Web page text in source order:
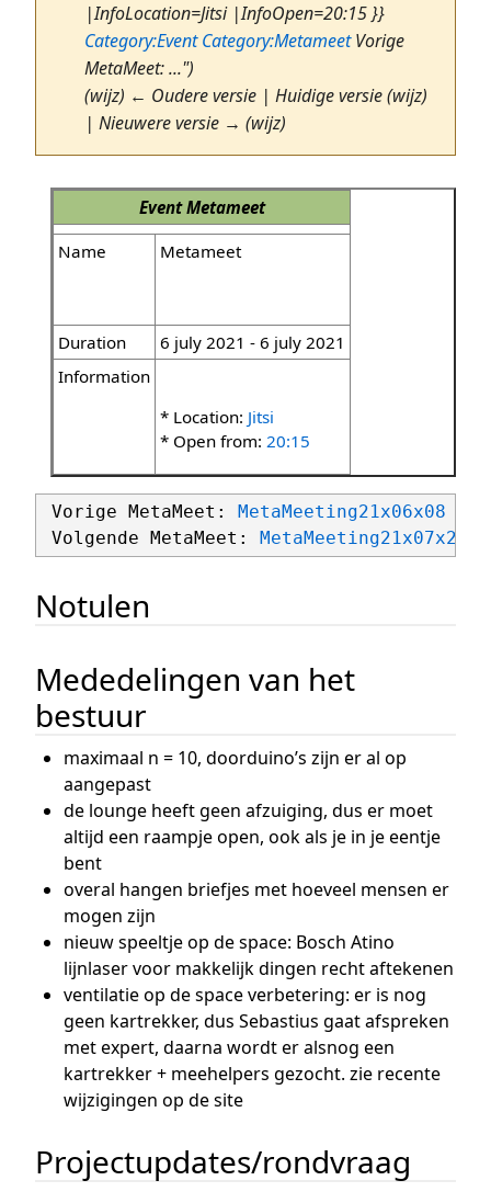
|InfoLocation=Jitsi |InfoOpen=20:15 }}
Category:Event Category:MetameetVorige
MetaMeet: ...")
(wijz) ← Oudere versie | Huidige versie (wijz)
| Nieuwere versie → (wijz)
EventMetameet
Name
Metameet
Duration
6 july 2021 - 6 july 2021
Information
* Location: Jitsi
* Open from: 20:15
Vorige MetaMeet:
MetaMeeting21x06x08
Volgende MetaMeet:
MetaMeeting21x07x20
Notulen
Mededelingen van het
bestuur
maximaal n = 10, doorduino’s zijn er al op
aangepast
de lounge heeft geen afzuiging, dus er moet
altijd een raampje open, ook als je in je eentje
bent
overal hangen briefjes met hoeveel mensen er
mogen zijn
nieuw speeltje op de space: Bosch Atino
lijnlaser voor makkelijk dingen recht aftekenen
ventilatie op de space verbetering: er is nog
geen kartrekker, dus Sebastius gaat afspreken
met expert, daarna wordt er alsnog een
kartrekker + meehelpers gezocht. zie recente
wijzigingen op de site
Projectupdates/rondvraag